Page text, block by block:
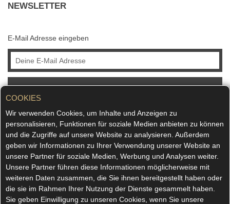
COOKIES
Wir verwenden Cookies, um Inhalte und Anzeigen zu
personalisieren, Funktionen für soziale Medien anbieten zu können
und die Zugriffe auf unsere Website zu analysieren. Außerdem
geben wir Informationen zu Ihrer Verwendung unserer Website an
unsere Partner für soziale Medien, Werbung und Analysen weiter.
Unsere Partner führen diese Informationen möglicherweise mit
weiteren Daten zusammen, die Sie ihnen bereitgestellt haben oder
die sie im Rahmen Ihrer Nutzung der Dienste gesammelt haben.
Sie geben Einwilligung zu unseren Cookies, wenn Sie unsere
NEWSLETTER
E-Mail Adresse eingeben
ABONNIEREN